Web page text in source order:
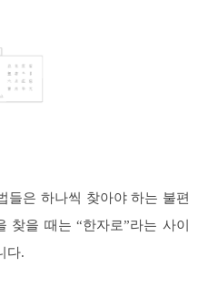
들은 하나씩 찾아야 하는 불편
찾을 때는 “한자로”라는 사이
다.